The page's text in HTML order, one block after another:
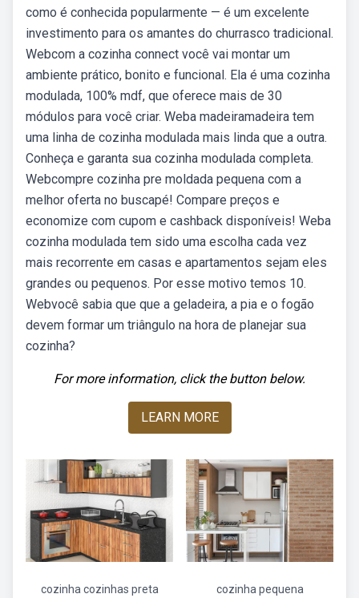
como é conhecida popularmente — é um excelente
investimento para os amantes do churrasco tradicional.
Webcom a cozinha connect você vai montar um
ambiente prático, bonito e funcional. Ela é uma cozinha
modulada, 100% mdf, que oferece mais de 30
módulos para você criar. Weba madeiramadeira tem
uma linha de cozinha modulada mais linda que a outra.
Conheça e garanta sua cozinha modulada completa.
Webcompre cozinha pre moldada pequena com a
melhor oferta no buscapé! Compare preços e
economize com cupom e cashback disponíveis! Weba
cozinha modulada tem sido uma escolha cada vez
mais recorrente em casas e apartamentos sejam eles
grandes ou pequenos. Por esse motivo temos 10.
Webvocê sabia que que a geladeira, a pia e o fogão
devem formar um triângulo na hora de planejar sua
cozinha?
For more information, click the button below.
LEARN MORE
cozinha cozinhas preta
cozinha pequena